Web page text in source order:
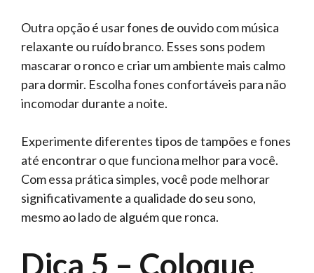
Outra opção é usar fones de ouvido com música
relaxante ou ruído branco. Esses sons podem
mascarar o ronco e criar um ambiente mais calmo
para dormir. Escolha fones confortáveis para não
incomodar durante a noite.
Experimente diferentes tipos de tampões e fones
até encontrar o que funciona melhor para você.
Com essa prática simples, você pode melhorar
significativamente a qualidade do seu sono,
mesmo ao lado de alguém que ronca.
Dica 5 – Coloque